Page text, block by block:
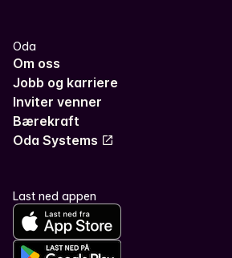
Oda
Om oss
Jobb og karriere
Inviter venner
Bærekraft
Oda Systems
Last ned appen